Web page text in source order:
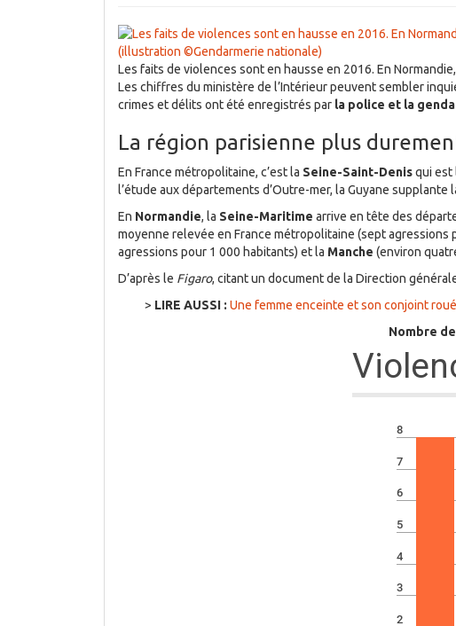
Les faits de violences sont en hausse en 2016. En
Les chiffres du ministère de l’Intérieur peuvent sembler
crimes et délits ont été enregistrés par la police et la
La région parisienne plus
En France métropolitaine, c’est la Seine-Saint-Denisqui est
l’étude aux départements d’Outre-mer, la Guyane
En Normandie, la Seine-Maritime arrive en tête des
moyenne relevée en France métropolitaine (sept agressions
agressions pour 1 000 habitants) et la Manche (environ
D’après le Figaro, citant un document de la Direction
> LIRE AUSSI : Une femme enceinte et son conjoint
Nombre